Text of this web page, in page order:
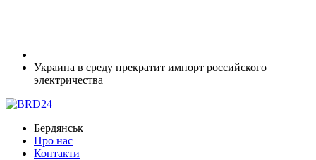
Украина в среду прекратит импорт российского
электричества
Бердянськ
Про нас
Контакти